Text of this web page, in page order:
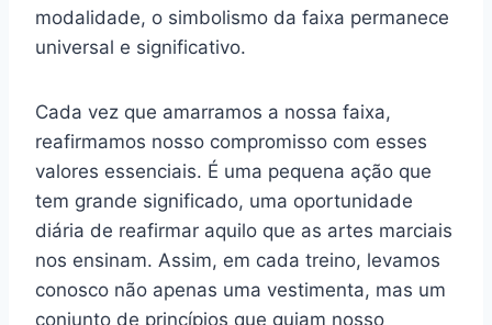
modalidade, o simbolismo da faixa permanece
universal e significativo.
Cada vez que amarramos a nossa faixa,
reafirmamos nosso compromisso com esses
valores essenciais. É uma pequena ação que
tem grande significado, uma oportunidade
diária de reafirmar aquilo que as artes marciais
nos ensinam. Assim, em cada treino, levamos
conosco não apenas uma vestimenta, mas um
conjunto de princípios que guiam nosso